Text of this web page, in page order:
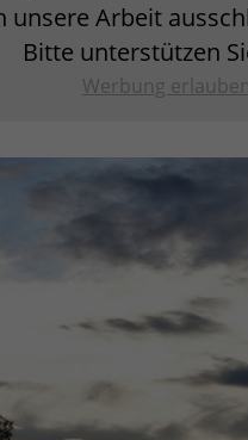
unsere Arbeit
Bitte unterstützen
Werbung erlauben